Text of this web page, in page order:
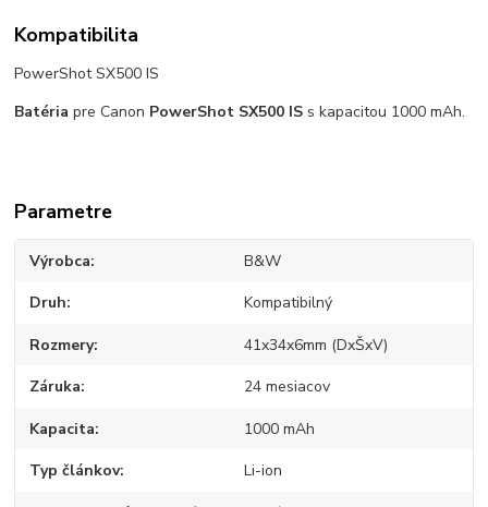
Kompatibilita
PowerShot SX500 IS
Batéria pre Canon PowerShot SX500 IS s kapacitou 1000 mAh.
Parametre
Výrobca B&W
Druh Kompatibilný
Rozmery 41x34x6mm (DxŠxV)
Záruka 24 mesiacov
Kapacita 1000 mAh
Typ článkov Li-ion